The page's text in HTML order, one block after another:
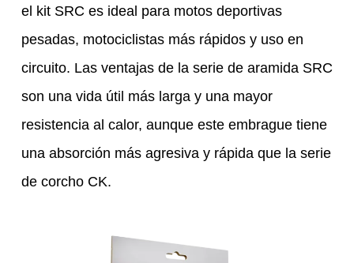
el kit SRC es ideal para motos deportivas
pesadas, motociclistas más rápidos y uso en
circuito. Las ventajas de la serie de aramida SRC
son una vida útil más larga y una mayor
resistencia al calor, aunque este embrague tiene
una absorción más agresiva y rápida que la serie
de corcho CK.